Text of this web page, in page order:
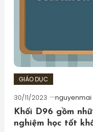
GIÁO DỤC
30/11/2023
nguyenmai
Khối D96 gồm
nghiệm học tốt